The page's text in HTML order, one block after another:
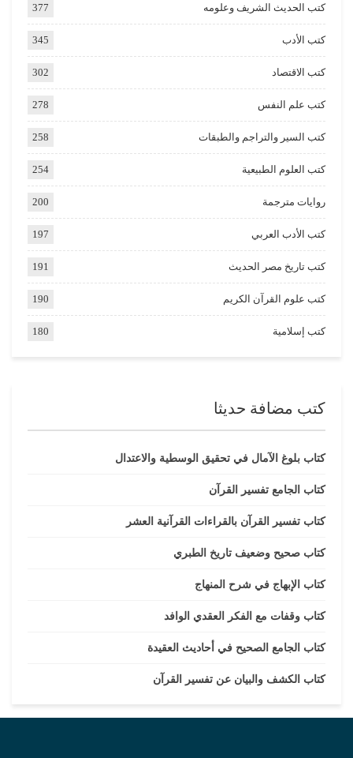
كتب الحديث الشريف وعلومه 377
كتب الأدب 345
كتب الاقتصاد 302
كتب علم النفس 278
كتب السير والتراجم والطبقات 258
كتب العلوم الطبيعية 254
روايات مترجمة 200
كتب الأدب العربي 197
كتب تاريخ مصر الحديث 191
كتب علوم القرآن الكريم 190
كتب إسلامية 180
كتب مضافة حديثا
كتاب بلوغ الآمال في تحقيق الوسطية والاعتدال
كتاب الجامع تفسير القرآن
كتاب تفسير القرآن بالقراءات القرآنية العشر
كتاب صحيح وضعيف تاريخ الطبري
كتاب الإبهاج في شرح المنهاج
كتاب وقفات مع الفكر العقدي الوافد
كتاب الجامع الصحيح في أحاديث العقيدة
كتاب الكشف والبيان عن تفسير القرآن